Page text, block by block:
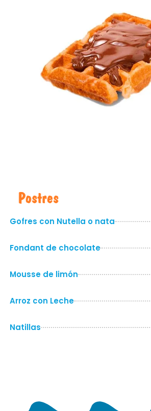
Postres
Gofres con Nutella o nata
Fondant de chocolate
Mousse de limón
Arroz con Leche
Natillas